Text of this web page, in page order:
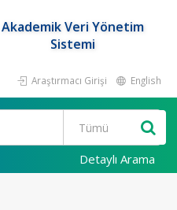
Akademik Veri Yönetim
Sistemi
Araştırmacı Girişi English
Detaylı Arama